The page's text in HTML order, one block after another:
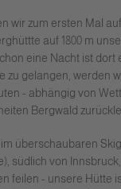
wir zum ersten Mal
auf 1800 m
eine Nacht ist dort
zu gelangen, werden
- abhängig von
Bergwald
überschaubaren
südlich von
feilen - unsere Hütte